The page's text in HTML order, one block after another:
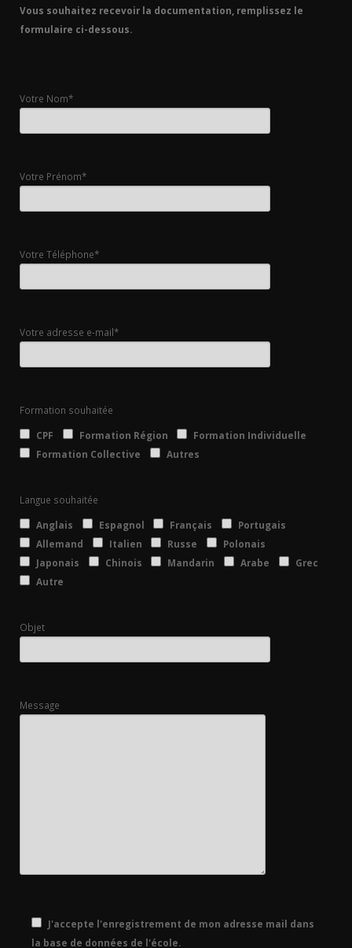
Vous souhaitez recevoir la documentation, remplissez le
formulaire ci-dessous.
Votre Nom*
Votre Prénom*
Votre Téléphone*
Votre adresse e-mail*
Formation souhaitée
CPF
Formation Région
Formation Individuelle
Formation Collective
Autres
Langue souhaitée
Anglais
Espagnol Français
Portugais
Allemand
Italien Russe
Polonais
Japonais
Chinois Mandarin Arabe
Grec
Autre
Objet
Message
J'accepte l'enregistrement de mon adresse mail dans
la base de données de l'école.